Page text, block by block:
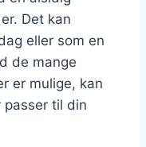
Det kan
eller som en
de mange
er mulige, kan
til din